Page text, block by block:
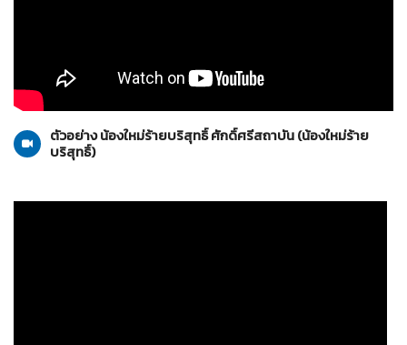
30-10-2553
ตัวอย่าง น้องใหม่ร้ายบริสุทธิ์ ศักดิ์ศรีสถาบัน (น้องใหม่ร้าย
บริสุทธิ์)